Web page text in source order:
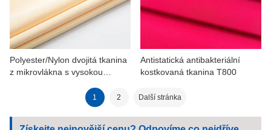
Polyester/Nylon dvojitá tkanina
z mikrovlákna s vysokou
Antistatická antibakteriální
kostkovaná tkanina T800
1 2 Další stránka